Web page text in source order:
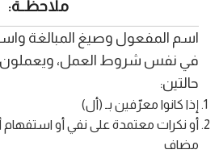
ملاحظــة:
اسم المفعول وصيغ المبالغة
في نفس شروط العمل،
حالتين:
إذا كانوا معرّفين بـ (أل)
أو نكرات معتمدة على نفي أو استفهام
مضاف